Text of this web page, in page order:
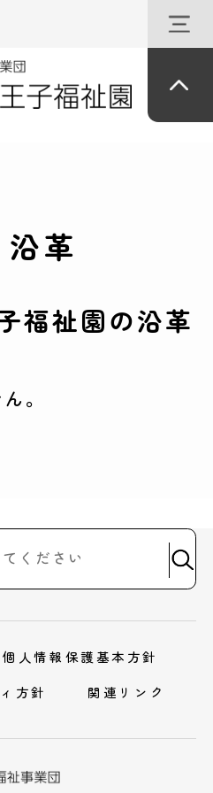
革
福祉園の沿革
。
個人情報保護基本方針
方針
関連リンク